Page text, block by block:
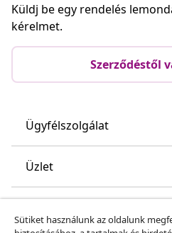
Küldj be egy rendelés
kérelmet.
Szerződéstől
Ügyfélszolgálat
Üzlet
Sütiket használunk az oldalunk